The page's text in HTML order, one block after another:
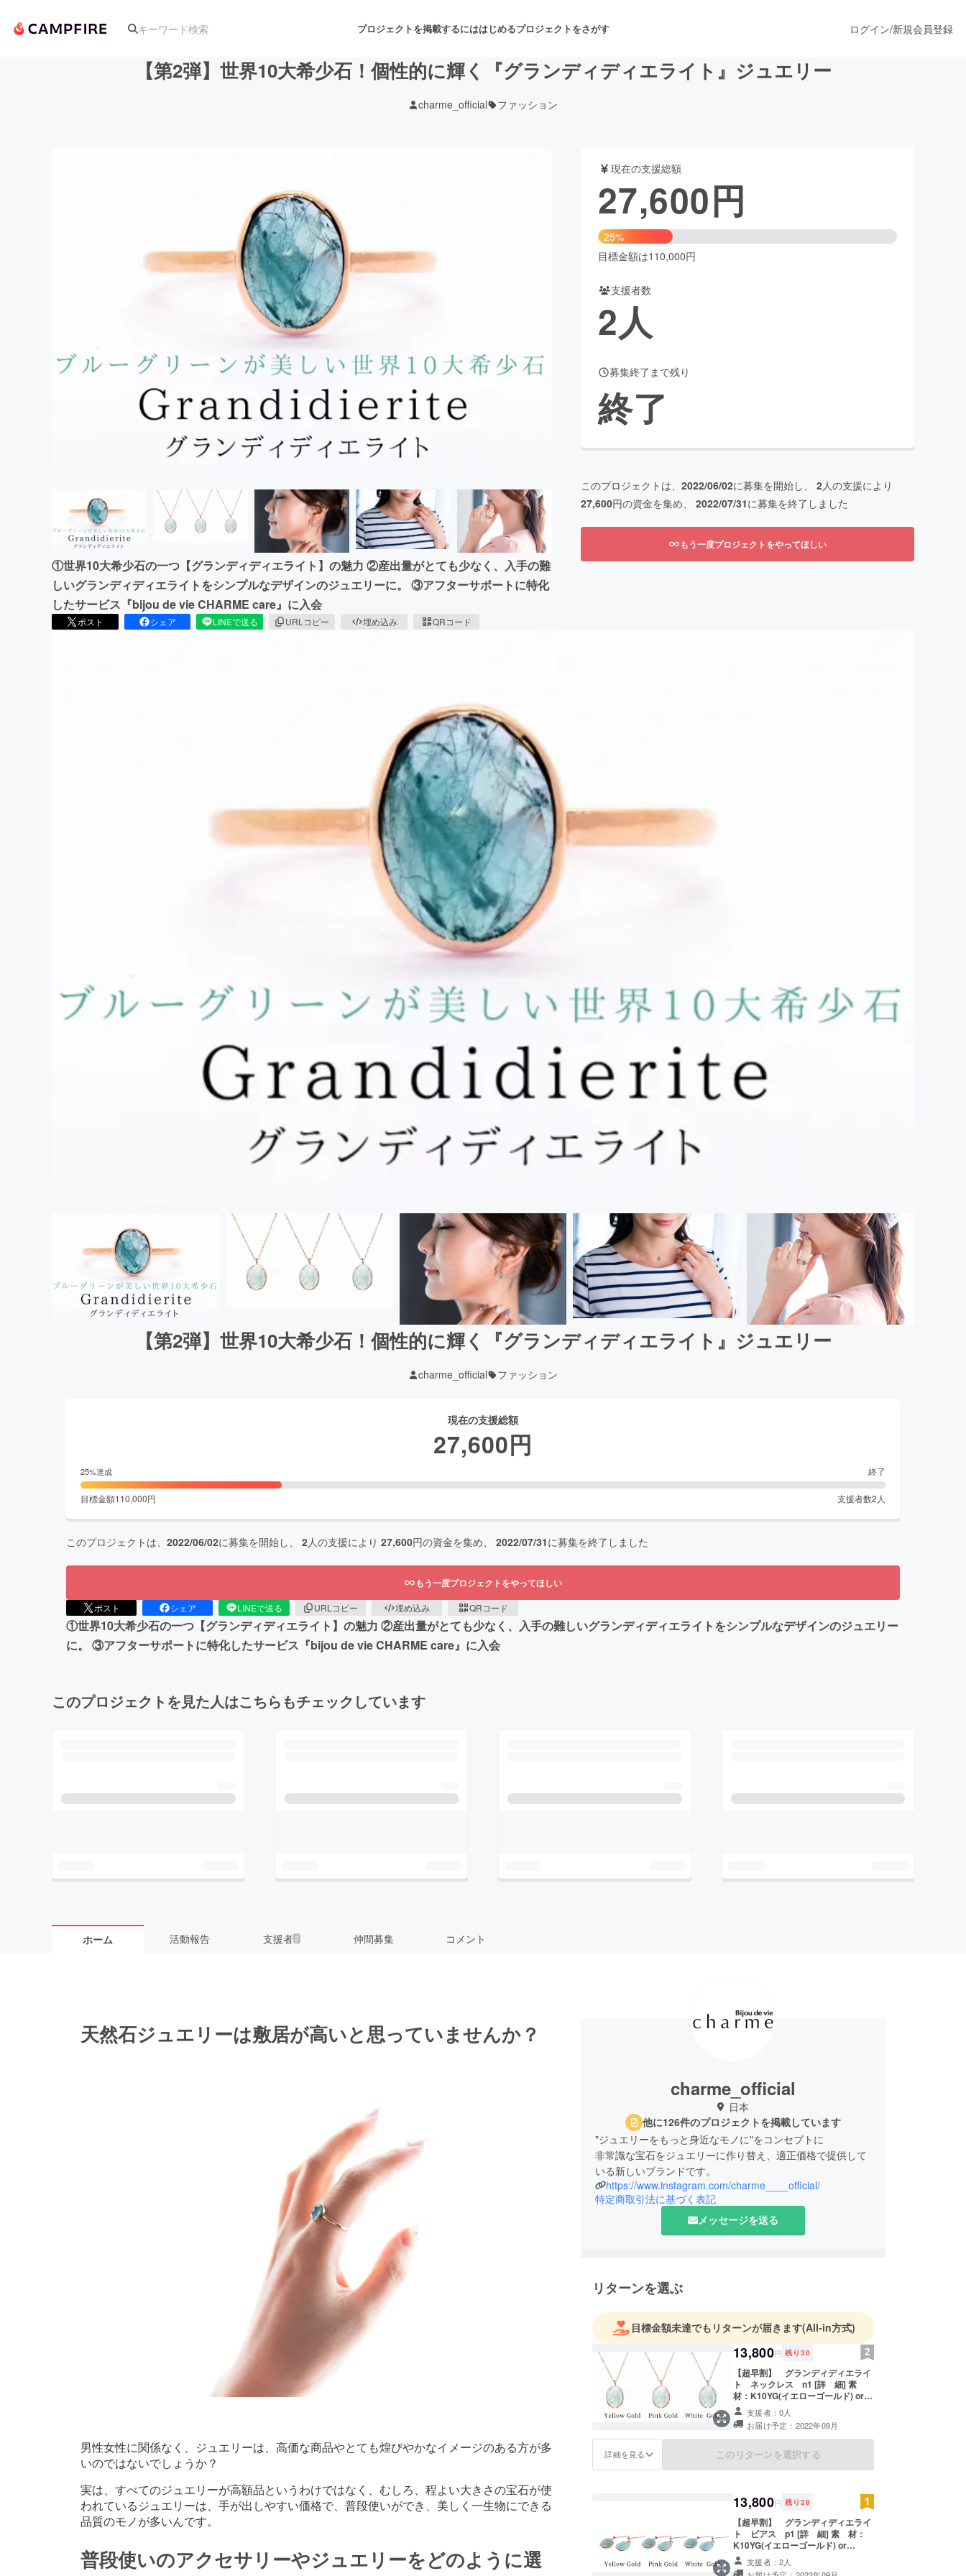
プロジェクトを掲載するにははじめるプロジェクトをさがす
舞台・パフォーマンス
テクノロジー・ガジェット ゲーム・サービス開発 フード・飲食店 ファッション
映像・映画 書籍・雑誌出版
チャレンジ ビューティー・ヘルスケア
CAMPFIRE for Social GoodCAMPFIRE Creation
CAMPFIREふるさと納税
ログイン/新規会員登録
【第2弾】世界10大希少石！個性的に輝く『グランディディエライト』ジュエリー
charme_official ファッション
①世界10大希少石の一つ【グランディディエライト】の魅力 ②産出量がとても少なく、入手の難
しいグランディディエライトをシンプルなデザインのジュエリーに。 ③アフターサポートに特化
したサービス『bijou de vie CHARME care』に入会
ポスト シェア LINEで送る URLコピー 埋め込み QRコード
現在の支援総額
27,600円
25%
目標金額は110,000円
支援者数
2人
募集終了まで残り
終了
このプロジェクトは、 2022/06/02に募集を開始し、 2人の支援により
27,600円の資金を集め、 2022/07/31に募集を終了しました
もう一度プロジェクトをやってほしい
【第2弾】世界10大希少石！個性的に輝く『グランディディエライト』ジュエリー
charme_official ファッション
現在の支援総額
27,600円
25%達成 終了
目標金額110,000円 支援者数2 人
このプロジェクトは、 2022/06/02に募集を開始し、 2人の支援により 27,600円の資金を集め、 2022/07/31に募集を終了しました
もう一度プロジェクトをやってほしい
ポスト シェア LINEで送る URLコピー 埋め込み QRコード
①世界10大希少石の一つ【グランディディエライト】の魅力 ②産出量がとても少なく、入手の難しいグランディディエライトをシンプルなデザインのジュエリー
に。 ③アフターサポートに特化したサービス『bijou de vie CHARME care』に入会
このプロジェクトを見た人はこちらもチェックしています
ホーム 活動報告 支援者2 仲間募集 コメント
天然石ジュエリーは敷居が高いと思っていませんか？
男性女性に関係なく、ジュエリーは、高価な商品やとても煌びやかなイメージのある方が多
いのではないでしょうか？
実は、すべてのジュエリーが高額品というわけではなく、むしろ、程よい大きさの宝石が使
われているジュエリーは、手が出しやすい価格で、普段使いができ、美しく一生物にできる
品質のモノが多いんです。
普段使いのアクセサリーやジュエリーをどのように選
charme_official
日本
他に126件のプロジェクトを掲載しています
"ジュエリーをもっと身近なモノに"をコンセプトに
非常識な宝石をジュエリーに作り替え、適正価格で提供して
いる新しいブランドです。
https://www.instagram.com/charme____official/
特定商取引法に基づく表記
メッセージを送る
リターンを選ぶ
目標金額未達でもリターンが届きます(All-in方式)
13,800円 残り 30
【超早割】 グランディディエライ
ト ネックレス n1 [詳 細] 素
材：K10YG(イエローゴールド) or
K10WG(ホワイトゴールド) or
K10PG（ピンクゴールド） ※オプ
ションからお選びください。 モチー
フの大きさ(約)：縦10.8mm×横
6.8mm 厚み（約）：3.6mm チェー
状況、製造工程上の都合等により出
荷時期が遅れる場合がございます。
※写真と実際の商品では、ディスプ
レイによって色合いに違いが生じる
場合がございます。ご了承下さい。
※写真はサンプルです。そのため写
真にはない内包物が入っている場合
支援者：0人
お届け予定：2022年09月
詳細を見る このリターンを選択する
13,800円 残り 28
【超早割】 グランディディエライ
ト ピアス p1 [詳 細] 素 材：
K10YG(イエローゴールド) or
K10WG(ホワイトゴールド) or
K10PG（ピンクゴールド） ※オプ
支援者：2人